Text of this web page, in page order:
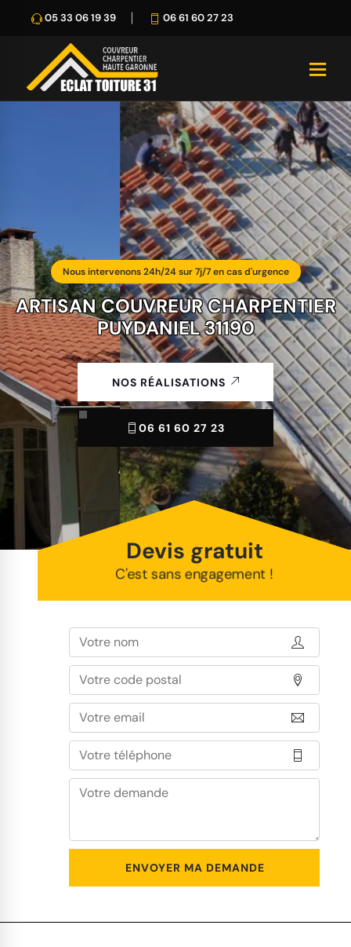
05 33 06 19 39 06 61 60 27 23
Nous intervenons 24h/24 sur 7j/7 en cas d'urgence
ARTISAN COUVREUR CHARPENTIER
PUYDANIEL 31190
NOS RÉALISATIONS
06 61 60 27 23
Devis gratuit
C'est sans engagement !